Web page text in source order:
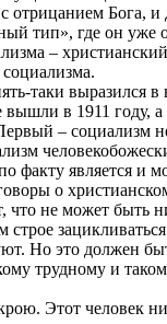
отрицанием Бога,
тип», где он
–
таки выразился
в 1911 году,
– социализм
факту является и
о
что не может
Но это должен
трудному и
Этот человек